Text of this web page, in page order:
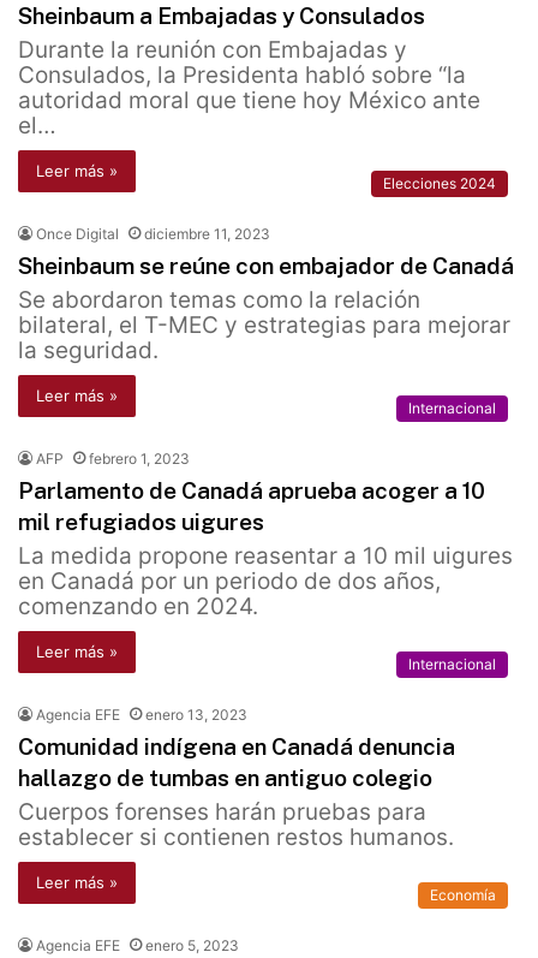
Sheinbaum a Embajadas y Consulados
Durante la reunión con Embajadas y
Consulados, la Presidenta habló sobre “la
autoridad moral que tiene hoy México ante
el…
Leer más »
Elecciones 2024
Once Digital diciembre 11, 2023
Sheinbaum se reúne con embajador de Canadá
Se abordaron temas como la relación
bilateral, el T-MEC y estrategias para mejorar
la seguridad.
Leer más »
Internacional
AFP febrero 1, 2023
Parlamento de Canadá aprueba acoger a 10
mil refugiados uigures
La medida propone reasentar a 10 mil uigures
en Canadá por un periodo de dos años,
comenzando en 2024.
Leer más »
Internacional
Agencia EFE enero 13, 2023
Comunidad indígena en Canadá denuncia
hallazgo de tumbas en antiguo colegio
Cuerpos forenses harán pruebas para
establecer si contienen restos humanos.
Leer más »
Economía
Agencia EFE enero 5, 2023